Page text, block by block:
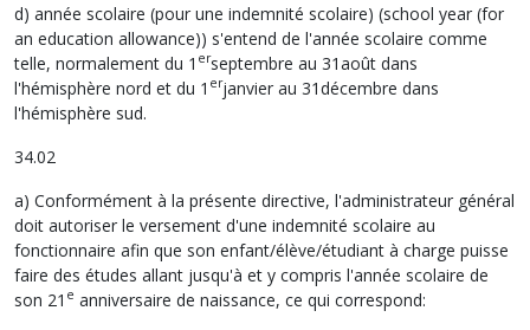
d) année scolaire (pour une indemnité scolaire) (school year (for
an education allowance)) s'entend de l'année scolaire comme
telle, normalement du 1 erseptembre au 31août dans
l'hémisphère nord et du 1 erjanvier au 31décembre dans
l'hémisphère sud.
34.02
a) Conformément à la présente directive, l'administrateur général
doit autoriser le versement d'une indemnité scolaire au
fonctionnaire afin que son enfant/élève/étudiant à charge puisse
faire des études allant jusqu'à et y compris l'année scolaire de
son 21 e anniversaire de naissance, ce qui correspond: